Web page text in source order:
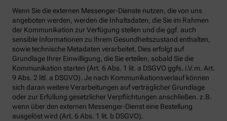
Wenn Sie die externen Messenger-Dienste nutzen, die von uns
angeboten werden, werden die Inhaltsdaten, die Sie im Rahmen
der Kommunikation zur Verfügung stellen und die ggf. auch
sensible Informationen zu Ihrem Gesundheitszustand enthalten,
sowie technische Metadaten verarbeitet. Dies erfolgt auf
Grundlage Ihrer Einwilligung, die Sie erteilen, sobald Sie die
Kommunikation starten (Art. 6 Abs. 1 lit. a DSGVO ggfs. i.V.m. Art.
9 Abs. 2 litl. a DSGVO). Je nach Kommunikationsverlauf können
sich daran weitere Verarbeitungen auf vertraglicher Grundlage
oder zur Erfüllung gesetzlicher Verpflichtungen anschließen. z.B.
wenn über den externen Messenger-Dienst eine Bestellung
ausgelöst wird (Art. 6 Abs. 1 lit. b DSGVO).